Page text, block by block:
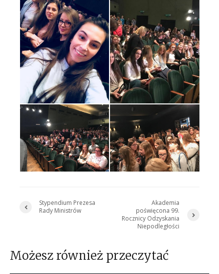
Stypendium Prezesa
Rady Ministrów
Akademia
poświęcona 99.
Rocznicy Odzyskania
Niepodległości
Możesz również przeczytać